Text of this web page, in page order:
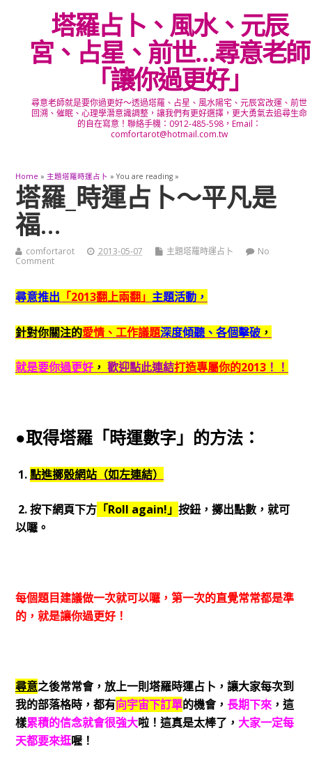
塔羅占卜、風水、元辰
宮、占星、前世…尋意老師
「讓你過更好」
尋意老師就是要你過更好～透過塔羅、占星、風水陽宅、元辰宮改運、前世
回溯、催眠、心理學潛意識調整，讓我們有更好選擇，更大勇氣去追尋生命
的自在寫意！聯絡手機：0912-485-598，Email：
comfortarot@hotmail.com.tw
Home » 主題塔羅時運占卜 » You are reading »
塔羅_時運占卜～平凡是
福…
comfortarot 2013-05-07 主題塔羅時運占卜
No
Comment
尋意推出 「2013翻上兩翻」 主題活動，
針對你關注的愛情、工作議題深度傾聽、各個擊破，
就是要你過更好， 歡迎點此連結打造專屬你的2013！！
●取得塔羅「時運數字」的方法：
1.點進擲骰網站（如左連結）
2. 按下網頁下方「Roll again!」 按鈕，擲出點數，就可
以囉。
每個題目建議做一次就可以囉，第一次的直覺常常都是準
的，就是讓你過更好！
尋意之後常常會，放上一則塔羅時運占卜，讓大家每次到
我的部落格時，都有向宇宙下訂單的機會， 長期下來，這
樣累積的信念就會很強大啦！這真是太棒了， 大家一定每
天都要來逛喔！